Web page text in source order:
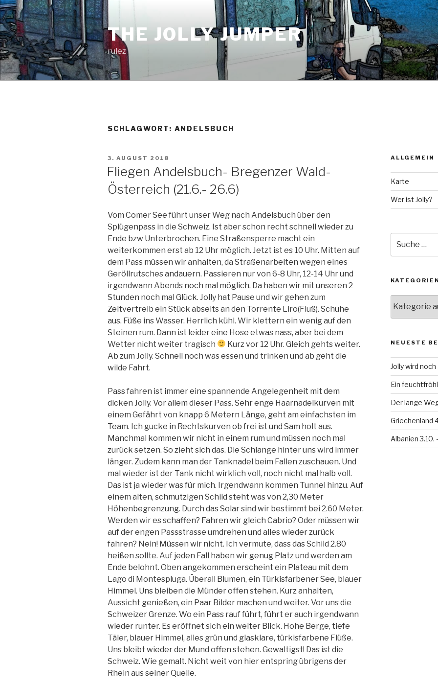
Zum
Inhalt
springen
THE JOLLY JUMPER
rulez
SCHLAGWORT: ANDELSBUCH
VERÖFFENTLICHT
3. AUGUST 2018
Fliegen Andelsbuch- Bregenzer Wald-
Österreich (21.6.- 26.6)
Vom Comer See führt unser Weg nach Andelsbuch über den
Splügenpass in die Schweiz. Ist aber schon recht schnell wieder zu
Ende bzw Unterbrochen. Eine Straßensperre macht ein
weiterkommen erst ab 12 Uhr möglich. Jetzt ist es 10 Uhr. Mitten auf
dem Pass müssen wir anhalten, da Straßenarbeiten wegen eines
Geröllrutsches andauern. Passieren nur von 6-8 Uhr, 12-14 Uhr und
irgendwann Abends noch mal möglich. Da haben wir mit unseren 2
Stunden noch mal Glück. Jolly hat Pause und wir gehen zum
Zeitvertreib ein Stück abseits an den Torrente Liro(Fluß). Schuhe
aus. Füße ins Wasser. Herrlich kühl. Wir klettern ein wenig auf den
Steinen rum. Dann ist leider eine Hose etwas nass, aber bei dem
Wetter nicht weiter tragisch
Kurz vor 12 Uhr. Gleich gehts weiter.
Ab zum Jolly. Schnell noch was essen und trinken und ab geht die
wilde Fahrt.
Pass fahren ist immer eine spannende Angelegenheit mit dem
dicken Jolly. Vor allem dieser Pass. Sehr enge Haarnadelkurven mit
einem Gefährt von knapp 6 Metern Länge, geht am einfachsten im
Team. Ich gucke in Rechtskurven ob frei ist und Sam holt aus.
Manchmal kommen wir nicht in einem rum und müssen noch mal
zurück setzen. So zieht sich das. Die Schlange hinter uns wird immer
länger. Zudem kann man der Tanknadel beim Fallen zuschauen. Und
mal wieder ist der Tank nicht wirklich voll, noch nicht mal halb voll.
Das ist ja wieder was für mich. Irgendwann kommen Tunnel hinzu. Auf
einem alten, schmutzigen Schild steht was von 2,30 Meter
Höhenbegrenzung. Durch das Solar sind wir bestimmt bei 2.60 Meter.
Werden wir es schaffen? Fahren wir gleich Cabrio? Oder müssen wir
auf der engen Passstrasse umdrehen und alles wieder zurück
fahren? Nein! Müssen wir nicht. Ich vermute, dass das Schild 2.80
heißen sollte. Auf jeden Fall haben wir genug Platz und werden am
Ende belohnt. Oben angekommen erscheint ein Plateau mit dem
Lago di Montespluga. Überall Blumen, ein Türkisfarbener See, blauer
Himmel. Uns bleiben die Münder offen stehen. Kurz anhalten,
Aussicht genießen, ein Paar Bilder machen und weiter. Vor uns die
Schweizer Grenze. Wo ein Pass rauf führt, führt er auch irgendwann
wieder runter. Es eröffnet sich ein weiter Blick. Hohe Berge, tiefe
Täler, blauer Himmel, alles grün und glasklare, türkisfarbene Flüße.
Uns bleibt wieder der Mund offen stehen. Gewaltigst! Das ist die
Schweiz. Wie gemalt. Nicht weit von hier entspring übrigens der
Rhein aus seiner Quelle.
ALLGEMEIN
Karte
Wer ist Jolly?
nach:
KATEGORIEN
NEUESTE
Jolly wird
Ein
Der lange
Griechenland
Albanien 3.10.